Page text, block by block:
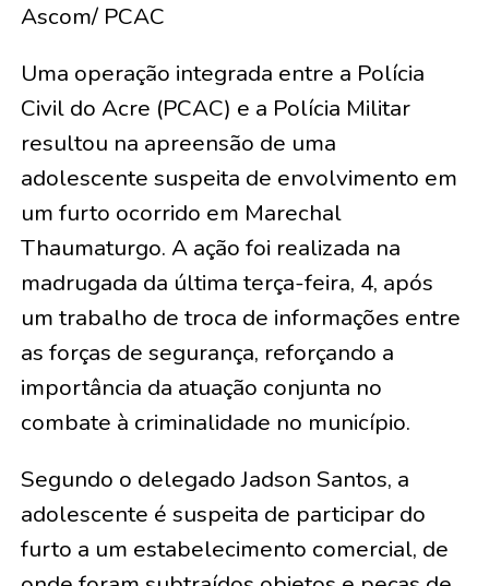
Ascom/ PCAC
Uma operação integrada entre a Polícia
Civil do Acre (PCAC) e a Polícia Militar
resultou na apreensão de uma
adolescente suspeita de envolvimento em
um furto ocorrido em Marechal
Thaumaturgo. A ação foi realizada na
madrugada da última terça-feira, 4, após
um trabalho de troca de informações entre
as forças de segurança, reforçando a
importância da atuação conjunta no
combate à criminalidade no município.
Segundo o delegado Jadson Santos, a
adolescente é suspeita de participar do
furto a um estabelecimento comercial, de